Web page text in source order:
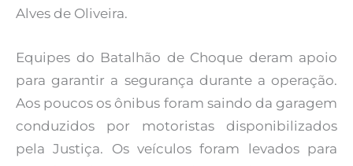
Alves de Oliveira.
Equipes do Batalhão de Choque deram apoio
para garantir a segurança durante a operação.
Aos poucos os ônibus foram saindo da garagem
conduzidos por motoristas disponibilizados
pela Justiça. Os veículos foram levados para